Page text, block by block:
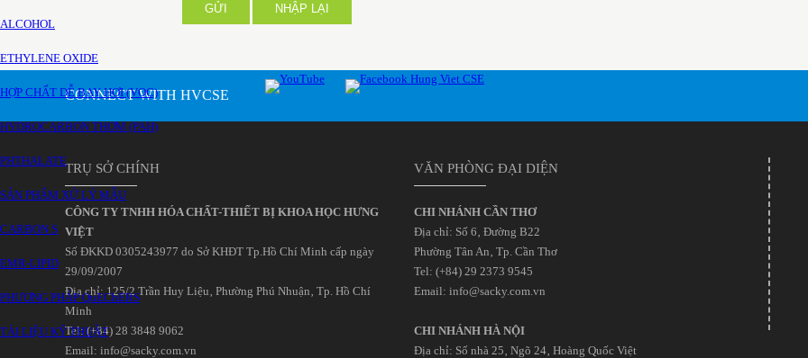
ALCOHOL
ETHYLENE OXIDE
HỢP CHẤT DỄ BAY HƠI (VOC)
HYDROCARBON THƠM (PAH)
PHTHALATE
SẢN PHẨM XỬ LÝ MẪU
CARBON S
EMR-LIPID
PHƯƠNG PHÁP QuEChERS
TÀI LIỆU KỸ THUẬT
GỬI NHẬP LẠI
CONNECT WITH HVCSE
TRỤ SỞ CHÍNH
CÔNG TY TNHH HÓA CHẤT-THIẾT BỊ KHOA HỌC HƯNG
VIỆT
Số ĐKKD 0305243977 do Sở KHĐT Tp.Hồ Chí Minh cấp ngày
29/09/2007
Đia chỉ: 125/2 Trần Huy Liệu‚ Phường Phú Nhuận‚ Tp. Hồ Chí
Minh
Tel: (+84) 28 3848 9062
Email: info@sacky.com.vn
VĂN PHÒNG ĐẠI DIỆN
CHI NHÁNH CẦN THƠ
Địa chỉ: Số 6‚ Đường B22
Phường Tân An‚ Tp. Cần Thơ
Tel: (+84) 29 2373 9545
Email: info@sacky.com.vn
CHI NHÁNH HÀ NỘI
Địa chỉ: Số nhà 25‚ Ngõ 24‚ Hoàng Quốc Việt